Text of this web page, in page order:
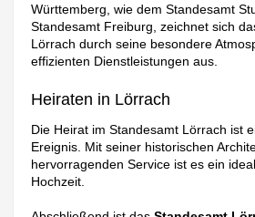
Württemberg, wie dem Standesamt
Standesamt Freiburg, zeichnet sich
Lörrach durch seine besondere
effizienten Dienstleistungen aus.
Heiraten in Lörrach
Die Heirat im Standesamt Lörrach ist
Ereignis. Mit seiner historischen
hervorragenden Service ist es ein
Hochzeit.